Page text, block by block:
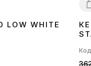
LOW WHITE